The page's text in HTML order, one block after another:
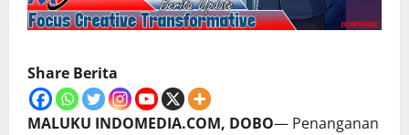
Share Berita
MALUKU INDOMEDIA.COM, DOBO— Penanganan